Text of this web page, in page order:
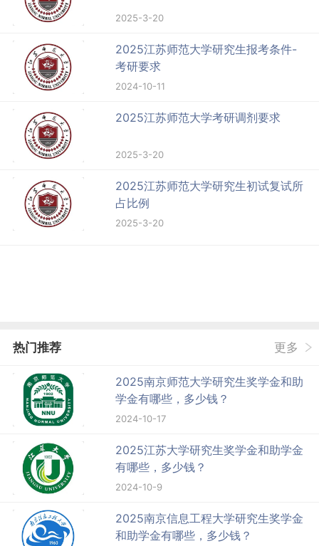
2025-3-20
2025江苏师范大学研究生报考条件-
考研要求
2024-10-11
2025江苏师范大学考研调剂要求
2025-3-20
2025江苏师范大学研究生初试复试所
占比例
2025-3-20
热门推荐 更多
2025南京师范大学研究生奖学金和助
学金有哪些，多少钱？
2024-10-17
2025江苏大学研究生奖学金和助学金
有哪些，多少钱？
2024-10-9
2025南京信息工程大学研究生奖学金
和助学金有哪些，多少钱？